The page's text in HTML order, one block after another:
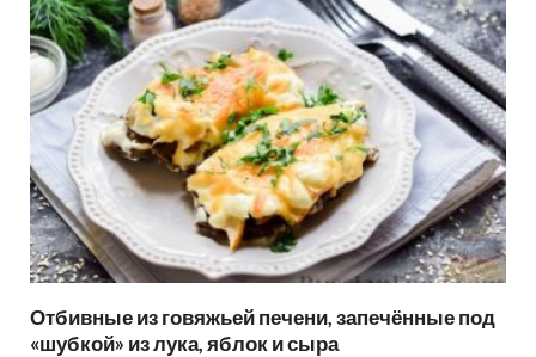
Отбивные из говяжьей печени, запечённые под
«шубкой» из лука, яблок и сыра